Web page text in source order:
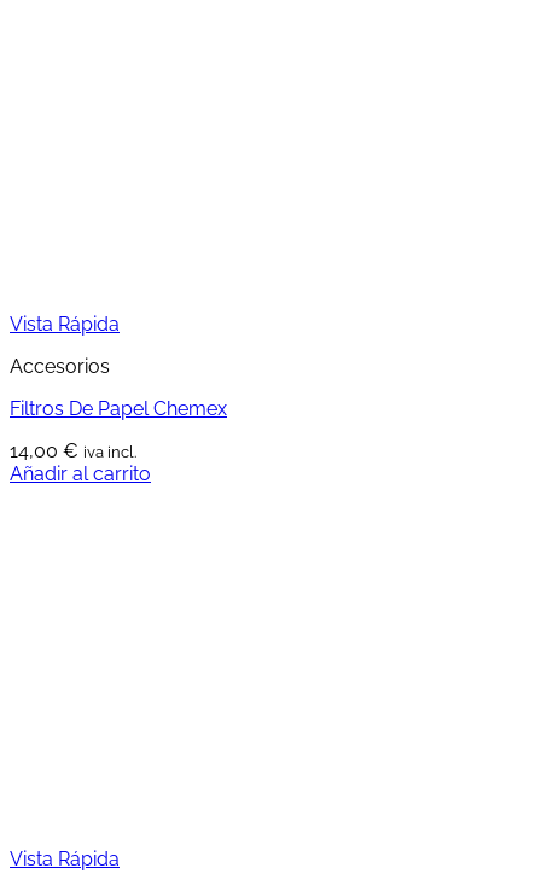
Vista Rápida
Accesorios
Filtros De Papel Chemex
14,00 € iva incl.
Añadir al carrito
Vista Rápida